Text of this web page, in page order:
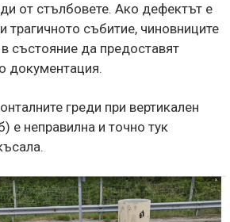
от стълбовете. Ако дефектът е
трагичното събитие, чиновниците
състояние да предоставят
документация.
греди при вертикален
е неправилна и точно тук